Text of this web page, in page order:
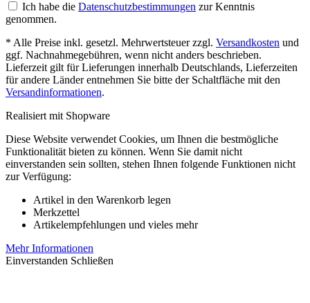
Ich habe die Datenschutzbestimmungen zur Kenntnis
genommen.
* Alle Preise inkl. gesetzl. Mehrwertsteuer zzgl. Versandkosten und
ggf. Nachnahmegebühren, wenn nicht anders beschrieben.
Lieferzeit gilt für Lieferungen innerhalb Deutschlands, Lieferzeiten
für andere Länder entnehmen Sie bitte der Schaltfläche mit den
Versandinformationen.
Realisiert mit Shopware
Diese Website verwendet Cookies, um Ihnen die bestmögliche
Funktionalität bieten zu können. Wenn Sie damit nicht
einverstanden sein sollten, stehen Ihnen folgende Funktionen nicht
zur Verfügung:
Artikel in den Warenkorb legen
Merkzettel
Artikelempfehlungen und vieles mehr
Mehr Informationen
Einverstanden Schließen